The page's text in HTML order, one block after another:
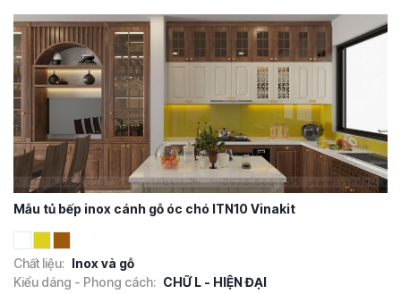
Mẫu tủ bếp inox cánh gỗ óc chó ITN10 Vinakit
Chất liệu: Inox và gỗ
Kiểu dáng - Phong cách: CHỮ L - HIỆN ĐẠI